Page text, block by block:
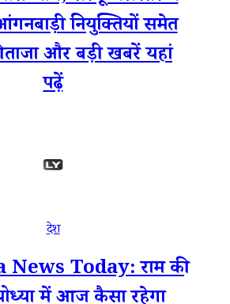
नियुक्तियों समेत
ताजा और बड़ी खबरें यहां
पढ़ें
देश
Today: राम की